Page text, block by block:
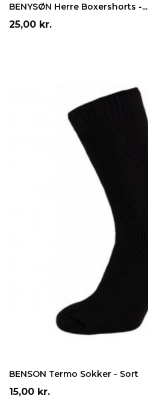
BENYSØN Herre Boxershorts -...
Pris
25,00 kr.
BENSON Termo Sokker - Sort
Pris
15,00 kr.